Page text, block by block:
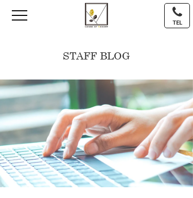
TEL
STAFF BLOG